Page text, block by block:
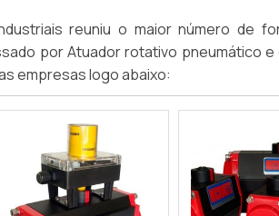
reuniu o maior número de
por Atuador rotativo pneumático
empresas logo abaixo: